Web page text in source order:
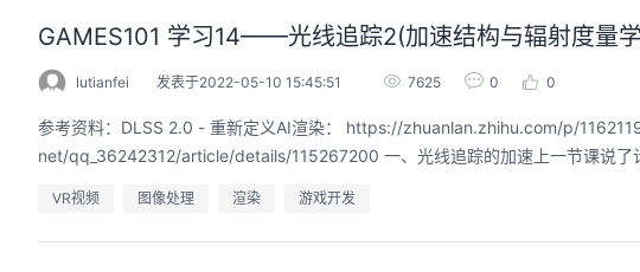
GAMES101 学习14——光线追踪2(加速结构与辐射度量
lutianfei 发表于2022-05-10 15:45:51 7625 0 0
参考资料：DLSS 2.0 - 重新定义AI渲染： https://zhuanlan.zhihu.com/p/
net/qq_36242312/article/details/115267200 一、光线追踪的加速上一节课说了
VR视频 图像处理 渲染 游戏开发
者运营负责人
、有产出、能带走、可炫
智能开发全链路实战
王一男-华为云码道产品规划专家；李炎-华为云码道产品专家；姜浩-华为云HCDG核心组成员
kill市场安装专家技能，带你零距离体验从需
求，开发，审查，重构全链路闭环的开发过
从代码提交到服务上线的“极速”之旅。
2026/07/23
张豪杰/程文/
本体R2C小
真数据生产
训推、强化